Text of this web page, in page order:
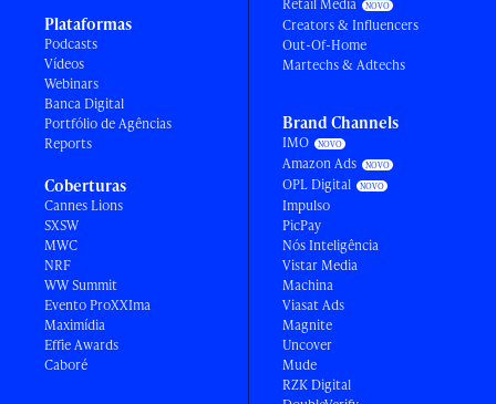
Plataformas
Podcasts
Vídeos
Webinars
Banca Digital
Portfólio de Agências
Reports
Coberturas
Cannes Lions
SXSW
MWC
NRF
WW Summit
Evento ProXXIma
Maximídia
Effie Awards
Caboré
Retail Media
Creators & Influencers
Out-Of-Home
Martechs & Adtechs
Brand Channels
IMO
Amazon Ads
OPL Digital
Impulso
PicPay
Nós Inteligência
Vistar Media
Machina
Viasat Ads
Magnite
Uncover
Mude
RZK Digital